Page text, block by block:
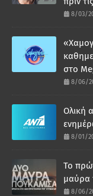
8/03/
στο
8/06/
Ολική
8/01/
Το
μαύρα
8/06/